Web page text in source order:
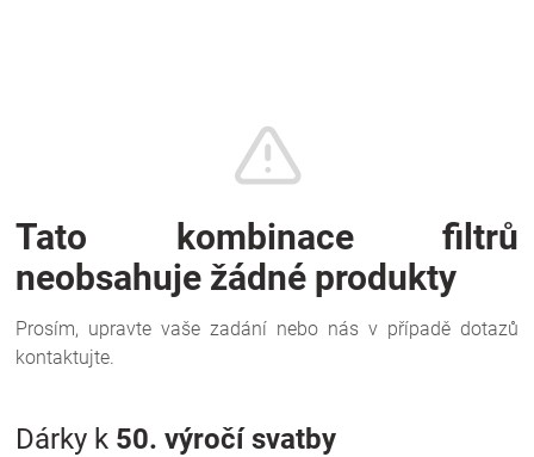
Přihlášení
Dárky k 50. výročí svatby